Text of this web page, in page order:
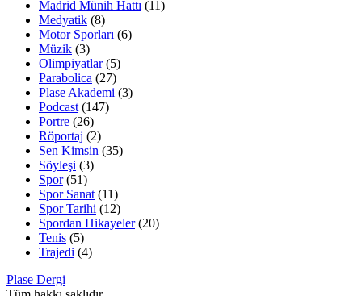
Madrid Münih Hattı (11)
Medyatik (8)
Motor Sporları (6)
Müzik (3)
Olimpiyatlar(5)
Parabolica (27)
Plase Akademi (3)
Podcast (147)
Portre (26)
Röportaj (2)
Sen Kimsin (35)
Söyleşi (3)
Spor(51)
Spor Sanat (11)
Spor Tarihi (12)
Spordan Hikayeler(20)
Tenis (5)
Trajedi (4)
Plase Dergi